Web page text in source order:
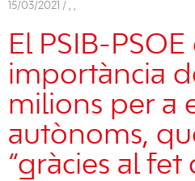
15/03/2021 / , ,
El PSIB-
importància
milions per a
autònoms,
“gràcies al